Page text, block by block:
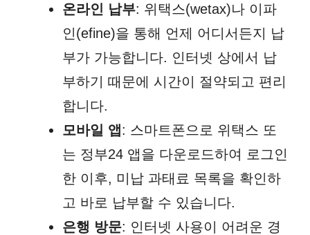
온라인 납부: 위택스(wetax)나 이파
인(efine)을 통해 언제 어디서든지 납
부가 가능합니다. 인터넷 상에서 납
부하기 때문에 시간이 절약되고 편리
합니다.
모바일 앱: 스마트폰으로 위택스 또
는 정부24 앱을 다운로드하여 로그인
한 이후, 미납 과태료 목록을 확인하
고 바로 납부할 수 있습니다.
은행 방문: 인터넷 사용이 어려운 경